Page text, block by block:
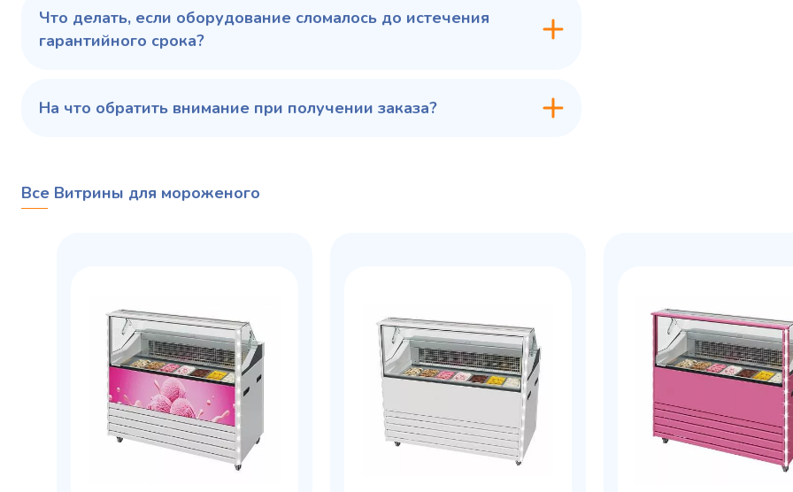
Что делать, если оборудование сломалось до истечения
гарантийного срока?
На что обратить внимание при получении заказа?
Все Витрины для мороженого